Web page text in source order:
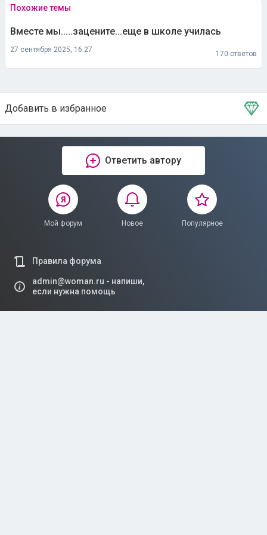
Похожие темы
Вместе мы.....зацените...еще в школе училась
27 сентября 2025, 16:27
170 ответов
Добавить в избранное
Тема в избранном
Ответить автору
Мой форум Новое Популярное
Правила форума
admin@woman.ru - напиши,
если нужна помощь